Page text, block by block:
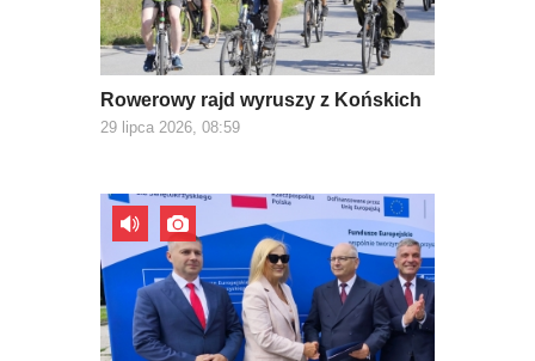
Rowerowy rajd wyruszy z Końskich
29 lipca 2026, 08:59